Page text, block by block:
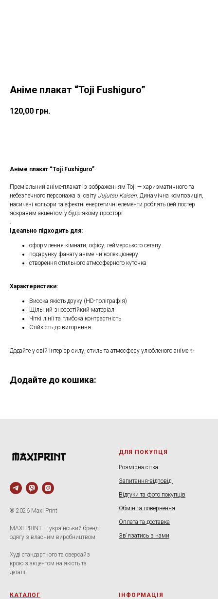
Аніме плакат “Toji Fushiguro”
120,00 грн.
Аніме плакат “Toji Fushiguro”
Преміальний аніме-плакат із зображенням Toji — харизматичного та
небезпечного персонажа зі світу Jujutsu Kaisen. Динамічна композиція,
насичені кольори та ефектні енергетичні елементи роблять цей постер
яскравим акцентом у будь-якому просторі
.
Ідеально підходить для:
оформлення кімнати, офісу, геймерського сетапу
подарунку фанату аніме чи колекціонеру
створення стильного атмосферного куточка
Характеристики:
Висока якість друку (HD-поліграфія)
Щільний зносостійкий матеріал
Чіткі лінії та глибока контрастність
Стійкість до вигоряння
Додайте у свій інтер’єр силу, стиль та атмосферу улюбленого аніме ✨
Додайте до кошика:
® 2026 Maxi Print
MAXI PRINT — український бренд
одягу з власним виробництвом.
Худі стандартного та оверсайз
крою з акцентом на якість та
деталі.
ДЛЯ ПОКУПЦЯ
Розмірна сітка
Запитання-відповіді
Відгуки та фото покупців
Обмін та повернення
Оплата та доставка
Зв'язатись з нами
КАТАЛОГ ІНФОРМАЦІЯ